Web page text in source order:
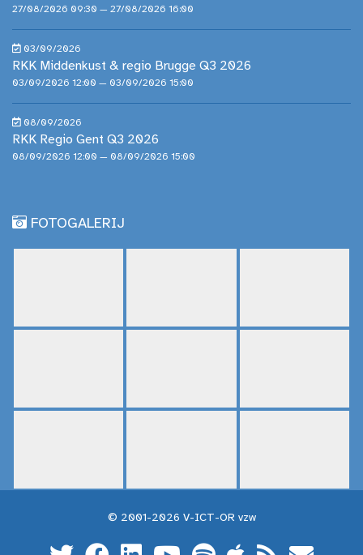
27/08/2026 09:30 — 27/08/2026 16:00
03/09/2026
RKK Middenkust & regio Brugge Q3 2026
03/09/2026 12:00 — 03/09/2026 15:00
08/09/2026
RKK Regio Gent Q3 2026
08/09/2026 12:00 — 08/09/2026 15:00
FOTOGALERIJ
© 2001-2026 V-ICT-OR vzw